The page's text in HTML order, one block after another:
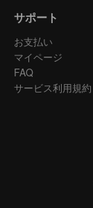
サポート
お支払い
マイページ
FAQ
サービス利用規約